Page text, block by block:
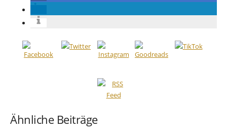
Ähnliche Beiträge